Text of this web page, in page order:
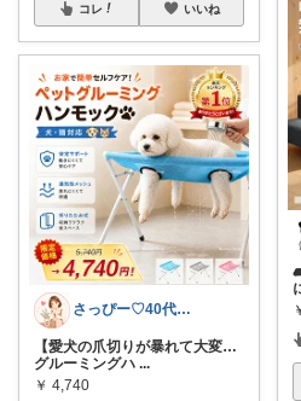
コレ いいね
さっぴー♡40代主婦・楽天おすすめ品紹介
【愛犬の爪切りが暴れて大変…
グルーミングハ ...
￥ 4,740